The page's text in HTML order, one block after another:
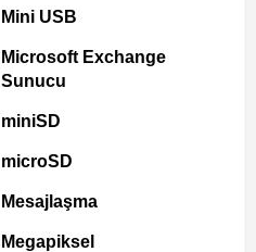
Mini USB
Microsoft Exchange
Sunucu
miniSD
microSD
Mesajlaşma
Megapiksel